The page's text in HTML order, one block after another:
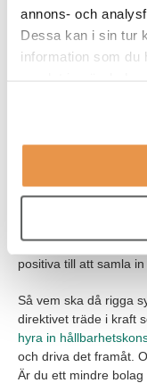
annons- och
Dessa kan i sin tur
information som du
Stöd för
Men mångfalds-
sexuell läggning får
Ny forskning från
jobbsökare är för
arbetsplatsen.
i både Sverige och
positiva till att samla
Så vem ska då rigga
direktivet träde i kraft
hyra in
och driva det framåt.
Är du ett mindre